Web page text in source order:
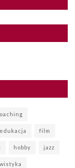
edukacja film
hobby jazz